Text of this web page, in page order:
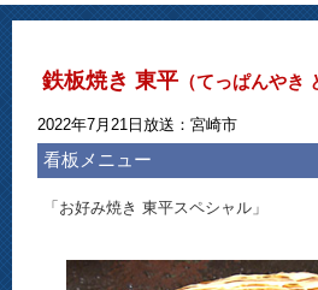
鉄板焼き 東平 （てっぱんやき
2022年7月21日放送：宮崎市
看板メニュー
「お好み焼き 東平スペシャル」